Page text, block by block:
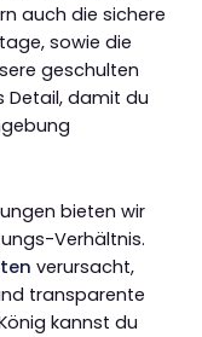
auch die sichere
sowie die
geschulten
Detail, damit du
bieten wir
Verhältnis.
verursacht,
transparente
kannst du